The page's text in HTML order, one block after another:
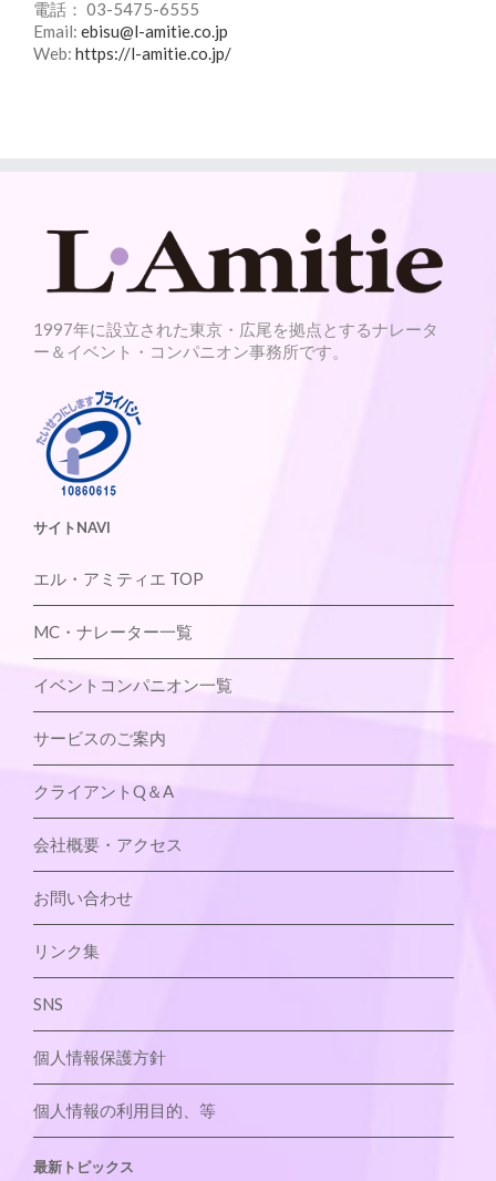
電話： 03-5475-6555
Email: ebisu@l-amitie.co.jp
Web: https://l-amitie.co.jp/
1997年に設立された東京・広尾を拠点とするナレータ
ー＆イベント・コンパニオン事務所です。
サイトNAVI
エル・アミティエ TOP
MC・ナレーター一覧
イベントコンパニオン一覧
サービスのご案内
クライアントQ＆A
会社概要・アクセス
お問い合わせ
リンク集
SNS
個人情報保護方針
個人情報の利用目的、等
最新トピックス